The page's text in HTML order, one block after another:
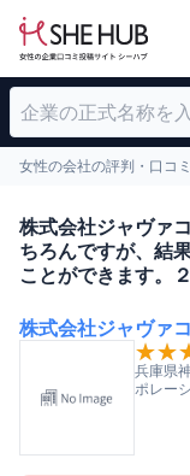
女性の会社の評判・口コ
株式会社ジャヴァ
ちろんですが、結
ことができます。
株式会社ジャヴァ
兵庫県
ポレー